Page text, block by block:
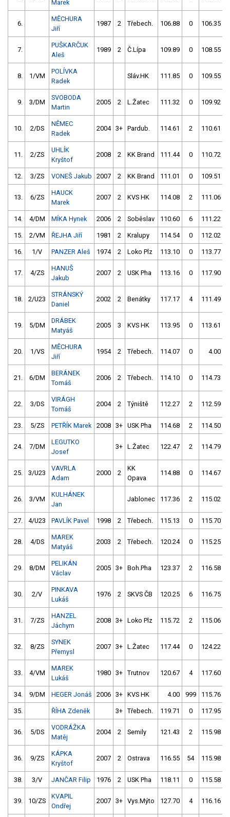
Marek
6.
MĚCHURA
Jiří
1987 2 Třebech. 106.88 0 106.35
7.
PUŠKARČUK
Aleš
1989 2 Č.Lípa 109.89 0 108.55
8. 1/VM
POLÍVKA
Radek
Sláv.HK 111.85 0 109.55
9. 3/DM
SVOBODA
Martin
2005 2 L.Žatec 111.32 0 109.92
10. 2/DS
NĚMEC
Radek
2004 3+ Pardub. 114.61 2 110.61
11. 2/ZS
UHLÍK
Kryštof
2008 2 KK Brand 111.44 0 110.72
12. 3/ZS VONEŠ Jakub 2007 2 KK Brand 111.01 0 109.51
13. 6/ZS
HAUCK
Marek
2007 2 KVS HK 114.08 2 111.06
14. 4/DM MÍKA Hynek 2006 2 Soběslav 110.60 6 111.22
15. 2/VM ŘEJHA Jiří 1981 2 Kralupy 114.54 0 112.02
16. 1/V PANZER Aleš 1974 2 Loko Plz 113.10 0 113.77
17. 4/ZS
HANUŠ
Jakub
2007 2 USK Pha 113.16 0 117.90
18. 2/U23
STRÁNSKÝ
Daniel
2002 2 Benátky 117.17 4 111.49
19. 5/DM
DRÁBEK
Matyáš
2005 3 KVS HK 113.95 0 113.61
20. 1/VS
MĚCHURA
Jiří
1954 2 Třebech. 114.07 0 4.00
21. 6/DM
BERÁNEK
Tomáš
2006 2 Třebech. 114.10 0 114.73
22. 3/DS
VIRÁGH
Tomáš
2004 2 Týniště 112.27 2 112.59
23. 5/ZS PETŘÍK Marek 2008 3+ USK Pha 114.68 2 114.50
24. 7/DM
LEGUTKO
Josef
3+ L.Žatec 122.47 2 114.79
25. 3/U23
VAVRLA
Adam
2000 2
KK
Opava
114.88 0 114.67
26. 3/VM
KULHÁNEK
Jan
Jablonec 117.36 2 115.02
27. 4/U23 PAVLÍK Pavel 1998 2 Třebech. 115.13 0 115.70
28. 4/DS
MAREK
Matyáš
2003 2 Třebech. 120.24 0 115.25
29. 8/DM
PELIKÁN
Václav
2005 3+ Boh.Pha 123.37 2 116.58
30. 2/V
PINKAVA
Lukáš
1976 2 SKVS ČB 120.25 6 116.75
31. 7/ZS
HANZEL
Jáchym
2008 3+ Loko Plz 115.72 2 115.06
32. 8/ZS
SYNEK
Přemysl
2007 3+ L.Žatec 117.44 0 124.22
33. 4/VM
MAREK
Lukáš
1980 3+ Trutnov 120.67 4 117.60
34. 9/DM HEGER Jonáš 2006 3+ KVS HK 4.00 999 115.76
35. ŘÍHA Zdeněk 3+ Třebech. 119.71 0 117.95
36. 5/DS
VODRÁŽKA
Matěj
2004 2 Semily 121.43 2 115.98
36. 9/ZS
KÁPKA
Kryštof
2007 2 Ostrava 116.55 54 115.98
38. 3/V JANČAR Filip 1976 2 USK Pha 118.11 0 115.58
39. 10/ZS
KVAPIL
Ondřej
2007 3+ Vys.Mýto 127.70 4 116.16